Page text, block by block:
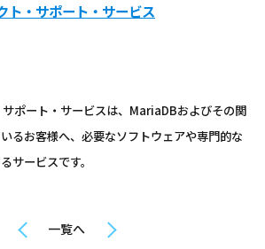
ト・サポート・サービス
ポート・サービスは、MariaDBおよびその関
るお客様へ、必要なソフトウェアや専門的な
サービスです。
一覧へ